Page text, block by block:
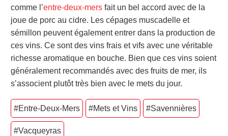
comme l’entre-deux-mers fait un bel accord avec de la
joue de porc au cidre. Les cépages muscadelle et
sémillon peuvent également entrer dans la production de
ces vins. Ce sont des vins frais et vifs avec une véritable
richesse aromatique en bouche. Bien que ces vins soient
généralement recommandés avec des fruits de mer, ils
s’associent plutôt très bien avec le mets du jour.
#Entre-Deux-Mers #Mets et Vins #Savennières
#Vacqueyras